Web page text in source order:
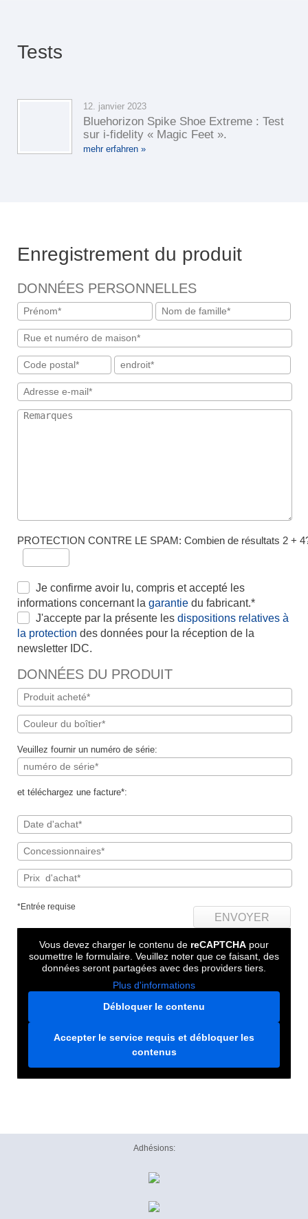
Tests
12. janvier 2023
Bluehorizon Spike Shoe Extreme : Test
sur i-fidelity « Magic Feet ».
mehr erfahren »
Enregistrement du produit
DONNÉES PERSONNELLES
PROTECTION CONTRE LE SPAM: Combien de résultats 2 +
Je confirme avoir lu, compris et accepté les
informations concernant la garantie du fabricant.*
J'accepte par la présente les dispositions relatives à
la protection des données pour la réception de la
newsletter IDC.
DONNÉES DU PRODUIT
Veuillez fournir un numéro de série:
et téléchargez une facture*:
*Entrée requise
Vous devez charger le contenu de reCAPTCHA pour
soumettre le formulaire. Veuillez noter que ce faisant, des
données seront partagées avec des providers tiers.
Plus d'informations
Débloquer le contenu
Accepter le service requis et débloquer les
contenus
Adhésions: